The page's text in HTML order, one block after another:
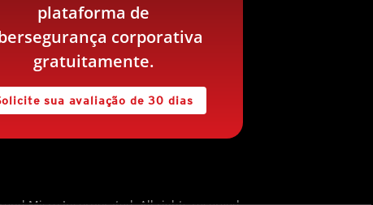
plataforma de
corporativa
gratuitamente.
sua avaliação de 30 dias